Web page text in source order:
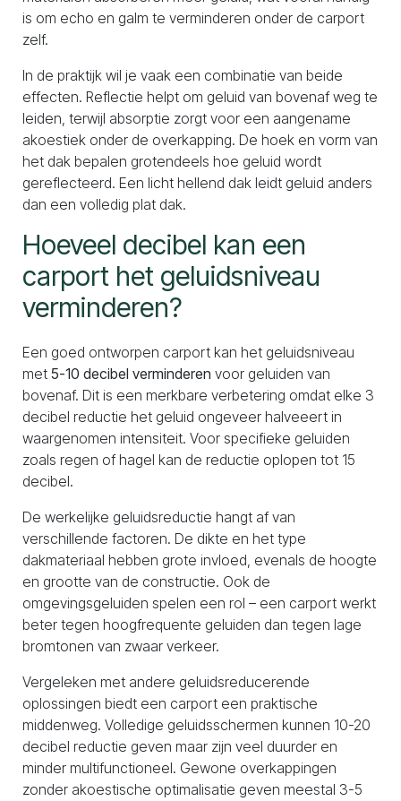
is om echo en galm te verminderen onder de carport
zelf.
In de praktijk wil je vaak een combinatie van beide
effecten. Reflectie helpt om geluid van bovenaf weg te
leiden, terwijl absorptie zorgt voor een aangename
akoestiek onder de overkapping. De hoek en vorm van
het dak bepalen grotendeels hoe geluid wordt
gereflecteerd. Een licht hellend dak leidt geluid anders
dan een volledig plat dak.
Hoeveel decibel kan een
carport het geluidsniveau
verminderen?
Een goed ontworpen carport kan het geluidsniveau
met 5-10 decibel verminderen voor geluiden van
bovenaf. Dit is een merkbare verbetering omdat elke 3
decibel reductie het geluid ongeveer halveeert in
waargenomen intensiteit. Voor specifieke geluiden
zoals regen of hagel kan de reductie oplopen tot 15
decibel.
De werkelijke geluidsreductie hangt af van
verschillende factoren. De dikte en het type
dakmateriaal hebben grote invloed, evenals de hoogte
en grootte van de constructie. Ook de
omgevingsgeluiden spelen een rol – een carport werkt
beter tegen hoogfrequente geluiden dan tegen lage
bromtonen van zwaar verkeer.
Vergeleken met andere geluidsreducerende
oplossingen biedt een carport een praktische
middenweg. Volledige geluidsschermen kunnen 10-20
decibel reductie geven maar zijn veel duurder en
minder multifunctioneel. Gewone overkappingen
zonder akoestische optimalisatie geven meestal 3-5